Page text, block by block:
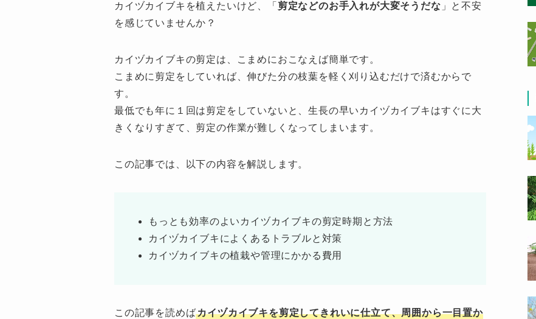
カイヅカイブキを植えたいけど、「 剪定などのお手入れが大変そうだな 」と不安
を感じていませんか？
カイヅカイブキの剪定は、こまめにおこなえば簡単です。
こまめに剪定をしていれば、伸びた分の枝葉を軽く刈り込むだけで済むからで
す。
最低でも年に１回は剪定をしていないと、生長の早いカイヅカイブキはすぐに大
きくなりすぎて、剪定の作業が難しくなってしまいます。
この記事では、以下の内容を解説します。
もっとも効率のよいカイヅカイブキの剪定時期と方法
カイヅカイブキによくあるトラブルと対策
カイヅカイブキの植栽や管理にかかる費用
この記事を読めばカイヅカイブキを剪定してきれいに仕立て、周囲から一目置か